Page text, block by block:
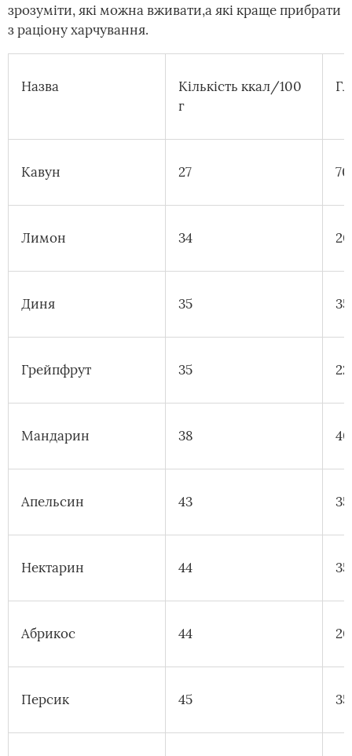
зрозуміти, які можна вживати,а які краще прибрати
з раціону харчування.
Назва
Кількість ккал/100
г
Кавун 27 70
Лимон 34 20
Диня 35 35
Грейпфрут 35 22
Мандарин 38 40
Апельсин 43 35
Нектарин 44 35
Абрикос 44 20
Персик 45 35